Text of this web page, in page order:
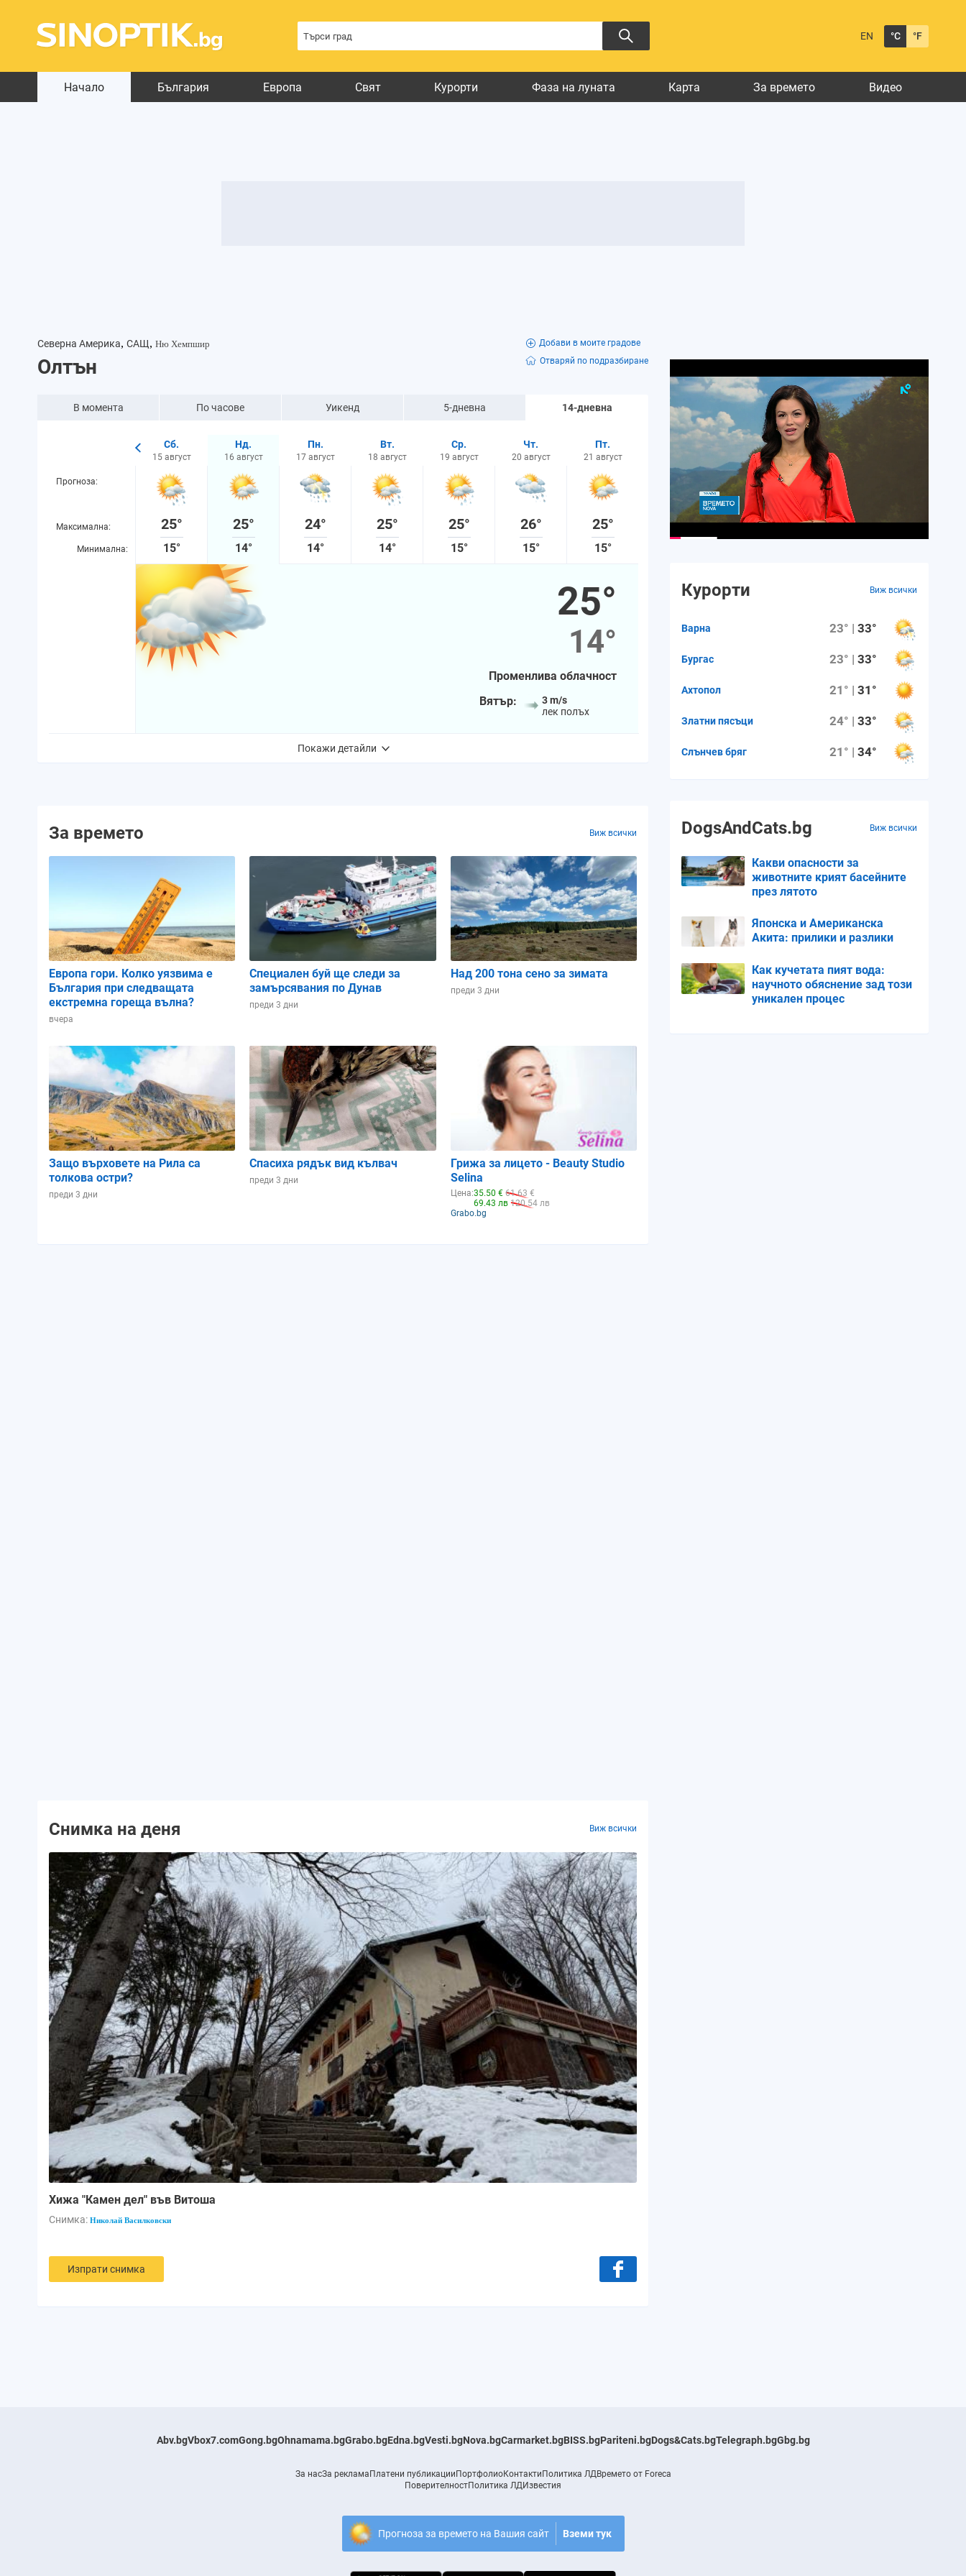
EN °C °F
Начало България Европа Свят Курорти Фаза на луната Карта За времето Видео
Северна Америка, САЩ, Ню Хемпшир
Олтън
Добави в моите градове
Отваряй по подразбиране
В момента По часове Уикенд 5-дневна 14-дневна
Прогноза:
Максимална:
Минимална:
25°
16°
Сб.
15 август
25°
15°
Нд.
16 август
25°
14°
Пн.
17 август
24°
14°
Вт.
18 август
25°
14°
Ср.
19 август
25°
15°
Чт.
20 август
26°
15°
Пт.
21 август
25°
15°
25°
14°
Променлива облачност
Вятър:
3 m/s
лек полъх
30%
Фаза на луната:
полумесец
Зодиакален знак: Везни
Осветеност: 18%
Позиция в лунен цикъл: 0.14
Покажи детайли
За времето Виж всички
Европа гори. Колко уязвима е
България при следващата
екстремна гореща вълна?
вчера
Специален буй ще следи за
замърсявания по Дунав
преди 3 дни
Над 200 тона сено за зимата
преди 3 дни
Защо върховете на Рила са
толкова остри?
преди 3 дни
Спасиха рядък вид кълвач
преди 3 дни
Грижа за лицето - Beauty Studio
Selina
Цена:35.50 € 61.63 €
69.43 лв 120.54 лв
Grabo.bg
Снимка на деня Виж всички
Хижа "Камен дел" във Витоша
Снимка: Николай Василковски
Изпрати снимка
Курорти Виж всички
Варна 23° |33°
Бургас 23° |33°
Ахтопол 21° |31°
Златни пясъци 24° |33°
Слънчев бряг 21° |34°
DogsAndCats.bg Виж всички
Какви опасности за
животните крият басейните
през лятото
Японска и Американска
Акита: прилики и разлики
Как кучетата пият вода:
научното обяснение зад този
уникален процес
Abv.bgVbox7.comGong.bgOhnamama.bgGrabo.bgEdna.bgVesti.bgNova.bgCarmarket.bgBISS.bgPariteni.bgDogs&Cats.bgTelegraph.bgGbg.bg
За насЗа рекламаПлатени публикацииПортфолиоКонтактиПолитика ЛДВремето от Foreca
ПоверителностПолитика ЛДИзвестия
Прогноза за времето на Вашия сайт Вземи тук